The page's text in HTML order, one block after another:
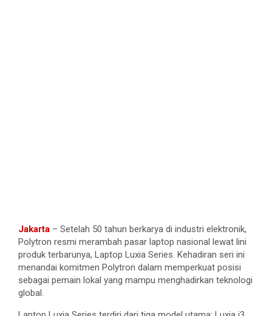
Jakarta – Setelah 50 tahun berkarya di industri elektronik,
Polytron resmi merambah pasar laptop nasional lewat lini
produk terbarunya, Laptop Luxia Series. Kehadiran seri ini
menandai komitmen Polytron dalam memperkuat posisi
sebagai pemain lokal yang mampu menghadirkan teknologi
global.